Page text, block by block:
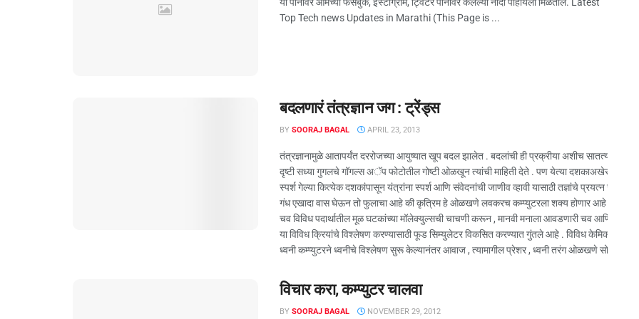
Top Tech news Updates in Marathi (This Page is ...
बदलणारं तंत्रज्ञान जग : ट्रेंड्स
BY SOORAJ BAGAL APRIL 23, 2013
तंत्रज्ञानामुळे आतापर्यंत दररोजच्या आयुष्यात खूप बदल झालेत . बदलांची ही प्रक्रीया अशीच सातत्याने
दृष्टी सध्या गुगलचे गॉगल्स अॅप फोटोतील गोष्टी ओळखून त्यांची माहिती देते . पण येत्या दशकाअखेर
स्पर्श गेल्या कित्येक दशकांपासून यंत्रांना स्पर्श आणि संवेदनांची जाणीव व्हावी यासाठी तज्ञांचे प्रयत्न
गंध एखादा वास घेऊन तो फुलाचा आहे की कृत्रिम हे ओळखणे लवकरच कम्प्युटरला शक्य होणार आहे . त्यामुळे
चव विविध पदार्थातील मूळ घटकांच्या मॉलेक्युल्सची चाचणी करून , मानवी मनाला आवडणारी चव आणि
या विविध क्रियांचे विश्लेषण करण्यासाठी फूड सिम्युलेटर विकसित करण्यात गुंतले आहे . विविध केमिकल्स
ध्वनी कम्प्युटरने ध्वनीचे विश्लेषण सुरू केल्यानंतर आवाज , त्यामागील प्रेशर , ध्वनी तरंग ओळखणे सोपे होणार
विचार करा, कम्प्युटर चालवा
BY SOORAJ BAGAL NOVEMBER 29, 2012